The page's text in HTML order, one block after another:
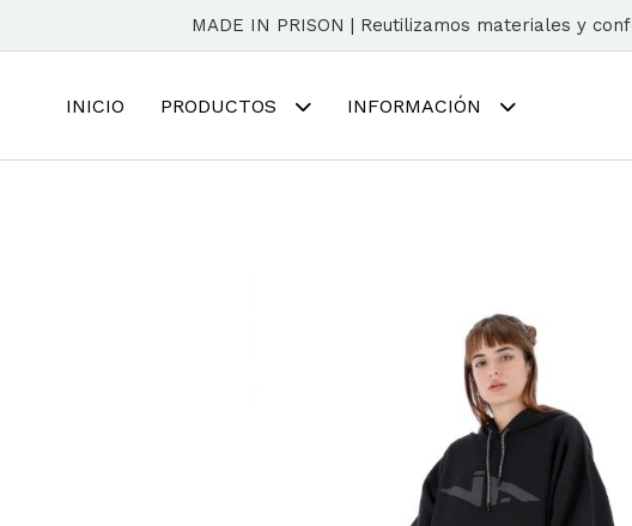
MADE IN PRISON | Reutilizamos materiales y
INICIO PRODUCTOS INFORMACIÓN